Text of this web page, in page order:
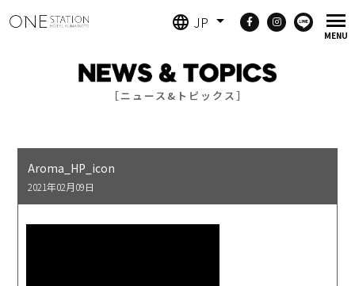
JP
［ニュース&トピックス］
Aroma_HP_icon
2021年02月09日